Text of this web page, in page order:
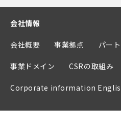
会社情報
会社概要 事業拠点 パー
事業ドメイン CSRの取組み
Corporate information